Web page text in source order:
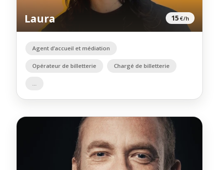
Laura 15€/h
Agent d’accueil et médiation
Opérateur de billetterie Chargé de billetterie